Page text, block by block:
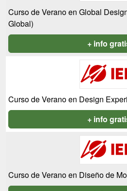
Curso de Verano en Global
Global)
+ info
Curso de Verano en Design
+ info
Curso de Verano en Diseño de